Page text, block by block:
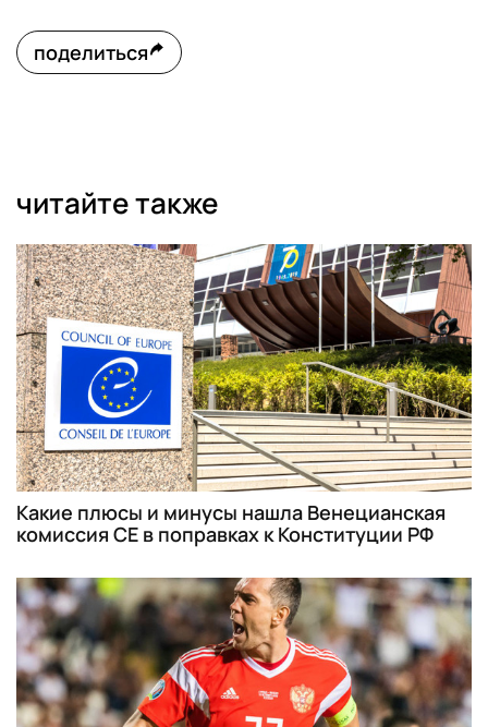
поделиться
читайте также
Какие плюсы и минусы нашла Венецианская
комиссия СЕ в поправках к Конституции РФ